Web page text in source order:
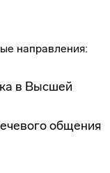
направления:
в Высшей
общения